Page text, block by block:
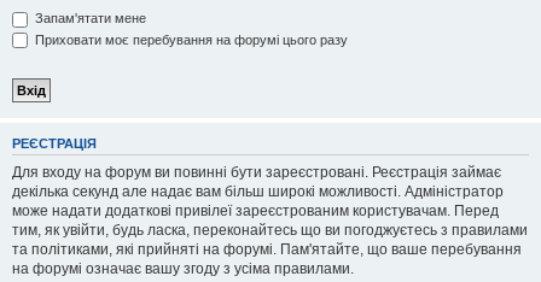
Запам'ятати мене
Приховати моє перебування на форумі цього разу
РЕЄСТРАЦІЯ
Для входу на форум ви повинні бути зареєстровані. Реєстрація займає
декілька секунд але надає вам більш широкі можливості. Адміністратор
може надати додаткові привілеї зареєстрованим користувачам. Перед
тим, як увійти, будь ласка, переконайтесь що ви погоджуєтесь з правилами
та політиками, які прийняті на форумі. Пам'ятайте, що ваше перебування
на форумі означає вашу згоду з усіма правилами.